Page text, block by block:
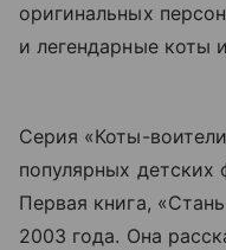
оригинальных
и легендарные коты
Серия «Коты-
популярных детских
Первая книга,
2003 года. Она